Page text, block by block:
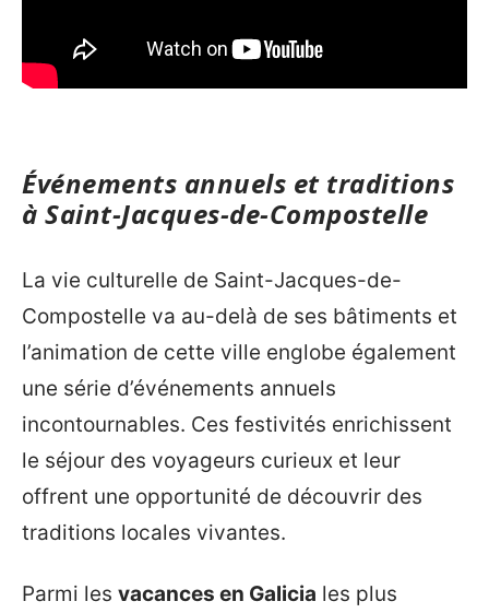
Événements annuels et traditions
à Saint-Jacques-de-Compostelle
La vie culturelle de Saint-Jacques-de-
Compostelle va au-delà de ses bâtiments et
l’animation de cette ville englobe également
une série d’événements annuels
incontournables. Ces festivités enrichissent
le séjour des voyageurs curieux et leur
offrent une opportunité de découvrir des
traditions locales vivantes.
Parmi les vacances en Galicia les plus